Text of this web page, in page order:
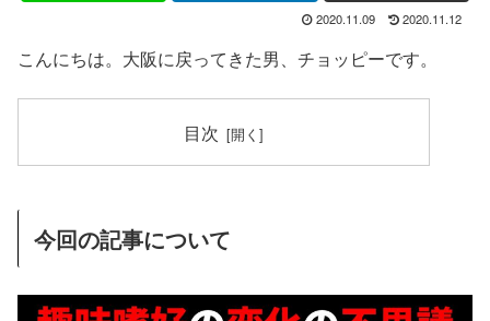
2020.11.09 2020.11.12
こんにちは。大阪に戻ってきた男、チョッピーです。
目次
今回の記事について